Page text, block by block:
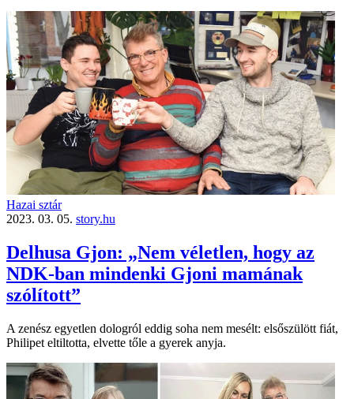
Hazai sztár
2023. 03. 05. story.hu
Delhusa Gjon: „Nem véletlen, hogy az
NDK-ban mindenki Gjoni mamának
szólított”
A zenész egyetlen dologról eddig soha nem mesélt: elsőszülött fiát,
Philipet eltiltotta, elvette tőle a gyerek anyja.